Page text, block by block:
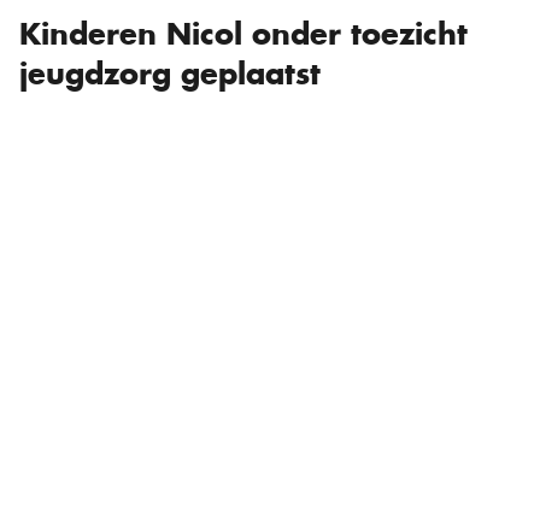
Kinderen Nicol onder toezicht
jeugdzorg geplaatst